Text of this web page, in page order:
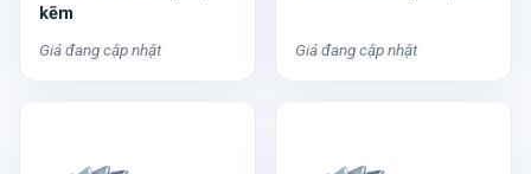
kẽm
Giá đang cập nhật Giá đang cập nhật